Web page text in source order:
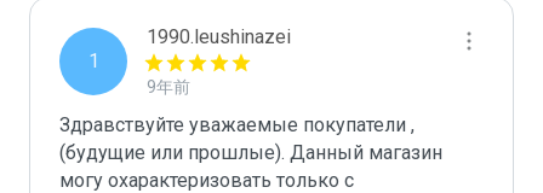
1
1990.leushinazei
9年前
Здравствуйте уважаемые покупатели ,
(будущие или прошлые). Данный магазин
могу охарактеризовать только с